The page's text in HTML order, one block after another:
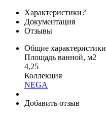
Характеристики?
Документация
Отзывы
Общие характеристики
Площадь ванной, м2
4,25
Коллекция
NEGA
Добавить отзыв